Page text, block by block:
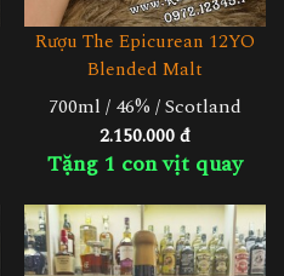
Rượu The Epicurean 12YO
Blended Malt
700ml / 46% / Scotland
2.150.000 đ
Tặng 1 con vịt quay